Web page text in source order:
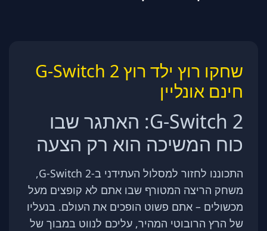
שחקו רוץ ילד רוץ 2 G-Switch
חינם אונליין
G-Switch 2: האתגר שבו
כוח המשיכה הוא רק הצעה
התכוננו לחזור למסלול העתידני ב-G-Switch 2,
משחק הריצה המטורף שבו אתם לא קופצים מעל
מכשולים – אתם פשוט הופכים את העולם. בנעליו
של הרץ הרובוטי המהיר, עליכם לנווט במבוך של